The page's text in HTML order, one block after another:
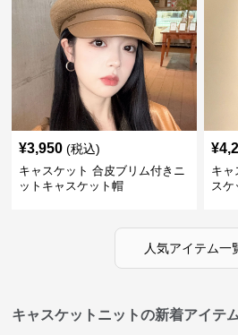
¥3,950 (税込)
キャスケット 合皮ブリム付きニ
ットキャスケット帽
¥
キャ
スケ
人気アイテム一
キャスケットニットの新着アイテ